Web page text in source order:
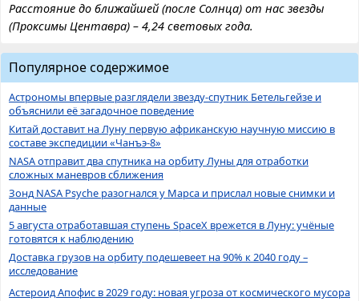
Расстояние до ближайшей (после Солнца) от нас звезды
(Проксимы Центавра) – 4,24 световых года.
Популярное содержимое
Астрономы впервые разглядели звезду-спутник Бетельгейзе и
объяснили её загадочное поведение
Китай доставит на Луну первую африканскую научную миссию в
составе экспедиции «Чанъэ-8»
NASA отправит два спутника на орбиту Луны для отработки
сложных маневров сближения
Зонд NASA Psyche разогнался у Марса и прислал новые снимки и
данные
5 августа отработавшая ступень SpaceX врежется в Луну: учёные
готовятся к наблюдению
Доставка грузов на орбиту подешевеет на 90% к 2040 году –
исследование
Астероид Апофис в 2029 году: новая угроза от космического мусора